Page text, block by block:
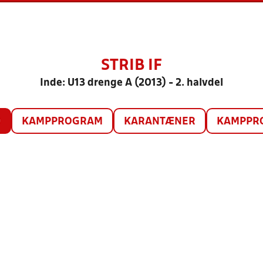
STRIB IF
Inde: U13 drenge A (2013) - 2. halvdel
KAMPPROGRAM KARANTÆNER